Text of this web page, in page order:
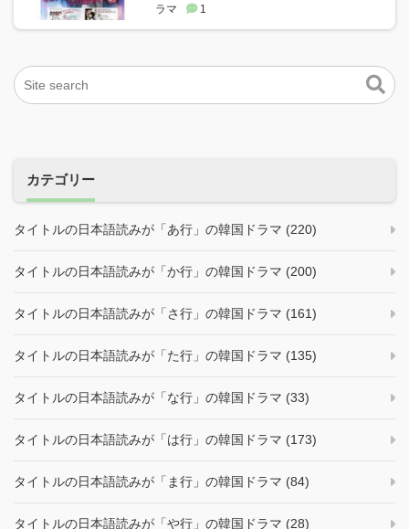
ラマ
1
カテゴリー
タイトルの日本語読みが「あ行」の韓国ドラマ (220)
タイトルの日本語読みが「か行」の韓国ドラマ (200)
タイトルの日本語読みが「さ行」の韓国ドラマ (161)
タイトルの日本語読みが「た行」の韓国ドラマ (135)
タイトルの日本語読みが「な行」の韓国ドラマ (33)
タイトルの日本語読みが「は行」の韓国ドラマ (173)
タイトルの日本語読みが「ま行」の韓国ドラマ (84)
タイトルの日本語読みが「や行」の韓国ドラマ (28)